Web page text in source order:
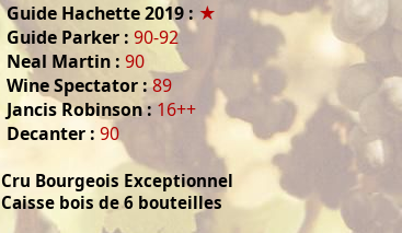
Guide Hachette 2019 : ★
Guide Parker : 90-92
Neal Martin : 90
Wine Spectator :89
Jancis Robinson :16++
Decanter : 90
Cru Bourgeois Exceptionnel
Caisse bois de 6 bouteilles